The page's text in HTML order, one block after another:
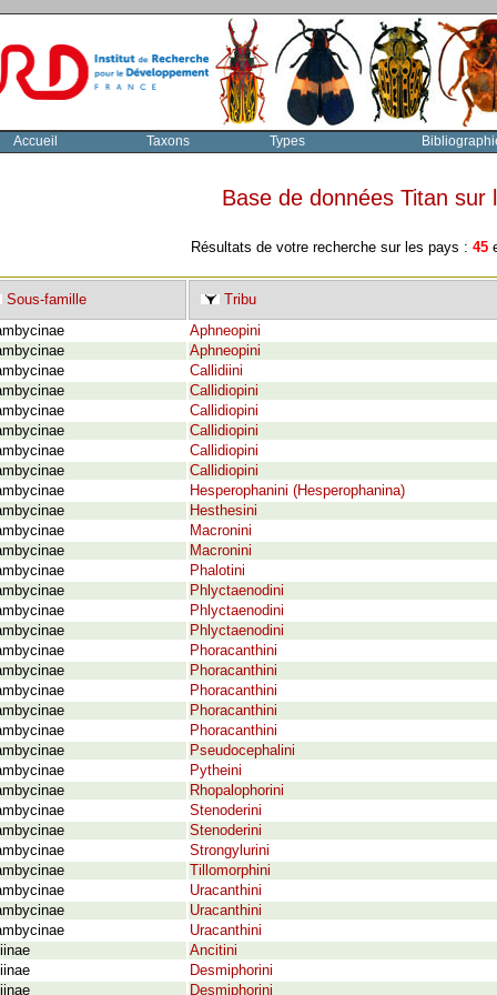
Accueil Taxons Types
Base de données Titan
Résultats de votre recherche sur les pays : 45
Sous-famille
Tribu
Aphneopini
Aphneopini
Callidiini
Callidiopini
Callidiopini
Callidiopini
Callidiopini
Callidiopini
Hesperophanini (Hesperophanina)
Hesthesini
Macronini
Macronini
Phalotini
Phlyctaenodini
Phlyctaenodini
Phlyctaenodini
Phoracanthini
Phoracanthini
Phoracanthini
Phoracanthini
Phoracanthini
Pseudocephalini
Pytheini
Rhopalophorini
Stenoderini
Stenoderini
Strongylurini
Tillomorphini
Uracanthini
Uracanthini
Uracanthini
Ancitini
Desmiphorini
Desmiphorini